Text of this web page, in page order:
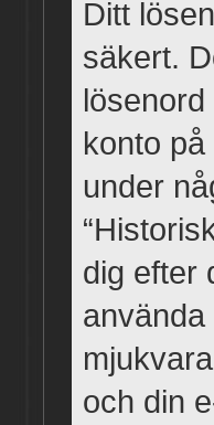
Ditt
säkert.
konto
under
dig efter
använda
och din